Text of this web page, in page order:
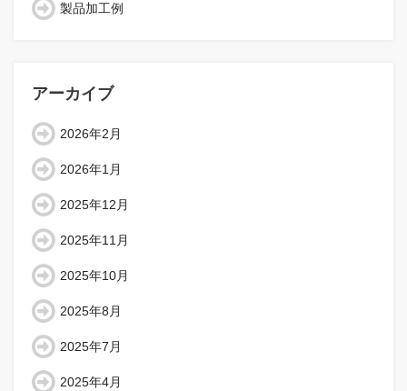
製品加工例
アーカイブ
2026年2月
2026年1月
2025年12月
2025年11月
2025年10月
2025年8月
2025年7月
2025年4月